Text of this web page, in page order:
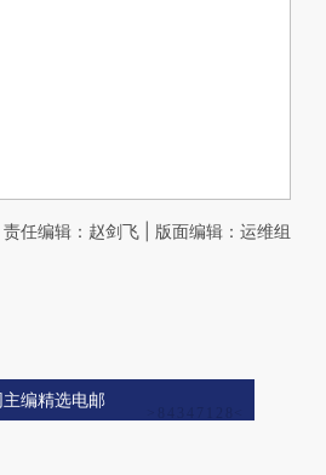
责任编辑：赵剑飞 | 版面编辑：运维组
编精选电邮